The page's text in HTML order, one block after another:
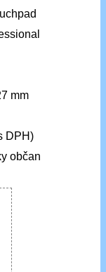
mm
DPH)
občan